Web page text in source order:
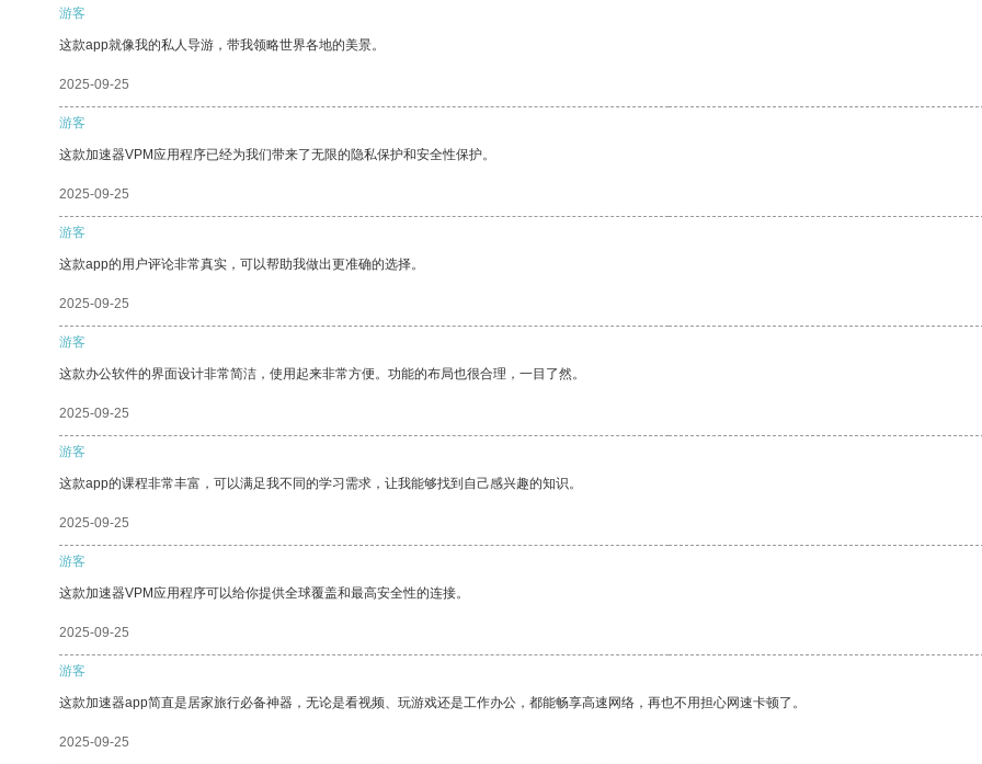
游客
这款app就像我的私人导游，带我领略世界各地的美景。
2025-09-25
游客
这款加速器VPM应用程序已经为我们带来了无限的隐私保护和安全性保护。
2025-09-25
游客
这款app的用户评论非常真实，可以帮助我做出更准确的选择。
2025-09-25
游客
这款办公软件的界面设计非常简洁，使用起来非常方便。功能的布局也很合理，一目了然。
2025-09-25
游客
这款app的课程非常丰富，可以满足我不同的学习需求，让我能够找到自己感兴趣的知识。
2025-09-25
游客
这款加速器VPM应用程序可以给你提供全球覆盖和最高安全性的连接。
2025-09-25
游客
这款加速器app简直是居家旅行必备神器，无论是看视频、玩游戏还是工作办公，都能畅享高速网络，再也不用担心网速卡顿了。
2025-09-25